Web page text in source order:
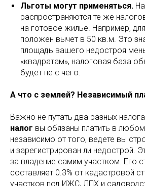
Льготы могут применяться.
распространяются те же
на готовое жилье. Например,
положен вычет в 50 кв.м. Это
площадь вашего недостроя
«квадратам», налоговая база
будет не с чего.
А что с землей? Независимый
Важно не путать два разных
налог вы обязаны платить в любом
независимо от того, ведете вы
и зарегистрирован ли недострой.
за владение самим участком. Его
составляет 0.3% от кадастровой
участков под ИЖС, ЛПХ и